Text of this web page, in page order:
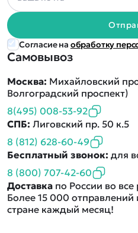
Самовывоз
Москва: Михайловский
Волгоградский проспект)
8(495) 008-53-92
СПБ: Лиговский пр. 50 к.5
8 (812) 628-60-49
Бесплатный звонок: для
8 (800) 707-42-60
Доставка по России во
Более 15 000 отправлений
стране каждый месяц!
Согласие на обработку